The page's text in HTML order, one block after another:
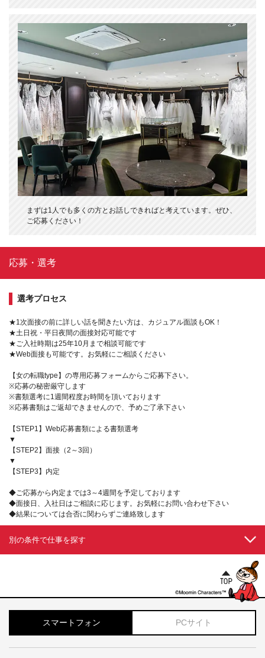
まずは1人でも多くの方とお話しできればと考えています。ぜひ、
ご応募ください！
応募・選考
選考プロセス
★1次面接の前に詳しい話を聞きたい方は、カジュアル面談もOK！
★土日祝・平日夜間の面接対応可能です
★ご入社時期は25年10月まで相談可能です
★Web面接も可能です。お気軽にご相談ください
【女の転職type】の専用応募フォームからご応募下さい。
※応募の秘密厳守します
※書類選考に1週間程度お時間を頂いております
※応募書類はご返却できませんので、予めご了承下さい
【STEP1】Web応募書類による書類選考
▼
【STEP2】面接（2～3回）
▼
【STEP3】内定
◆ご応募から内定までは3～4週間を予定しております
◆面接日、入社日はご相談に応じます。お気軽にお問い合わせ下さい
◆結果については合否に関わらずご連絡致します
別の条件で仕事を探す
スマートフォン PCサイト